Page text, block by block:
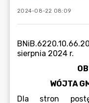
2024-08-22 08:09